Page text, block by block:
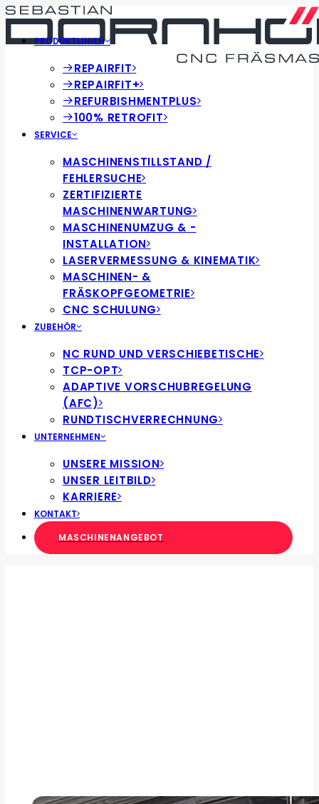
PRODUKTLINIEN
REPAIRFIT
REPAIRFIT+
REFURBISHMENTPLUS
100% RETROFIT
SERVICE
MASCHINENSTILLSTAND /
FEHLERSUCHE
ZERTIFIZIERTE
MASCHINENWARTUNG
MASCHINENUMZUG & -
INSTALLATION
LASERVERMESSUNG & KINEMATIK
MASCHINEN- &
FRÄSKOPFGEOMETRIE
CNC SCHULUNG
ZUBEHÖR
NC RUND UND VERSCHIEBETISCHE
TCP-OPT
ADAPTIVE VORSCHUBREGELUNG
(AFC)
RUNDTISCHVERRECHNUNG
UNTERNEHMEN
UNSERE MISSION
UNSER LEITBILD
KARRIERE
KONTAKT
MASCHINENANGEBOT